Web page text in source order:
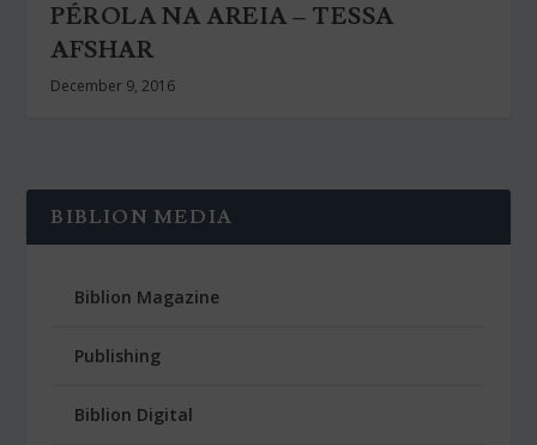
PÉROLA NA AREIA – TESSA
AFSHAR
December 9, 2016
BIBLION MEDIA
Biblion Magazine
Publishing
Biblion Digital